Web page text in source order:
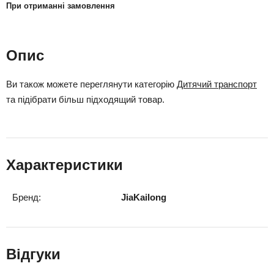
При отриманні замовлення
Опис
Ви також можете переглянути категорію Дитячий транспорт
та підібрати більш підходящий товар.
Характеристики
Бренд: JiaKailong
Відгуки